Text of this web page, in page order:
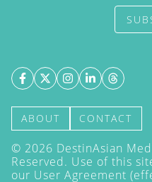
ABOUT CONTACT
© 2026 DestinAsian
Reserved. Use of this
our User Agreement